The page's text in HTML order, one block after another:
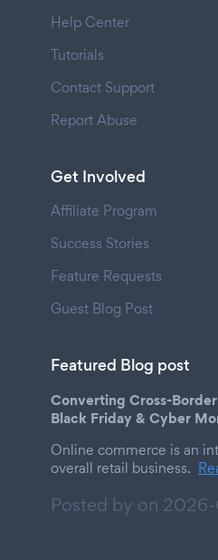
Help Center
Tutorials
Contact Support
Report Abuse
Get Involved
Affiliate Program
Success Stories
Feature Requests
Guest Blog Post
Featured Blog post
Converting Cross-
Black Friday & Cyber
Online commerce is an
overall retail business.
Posted by on